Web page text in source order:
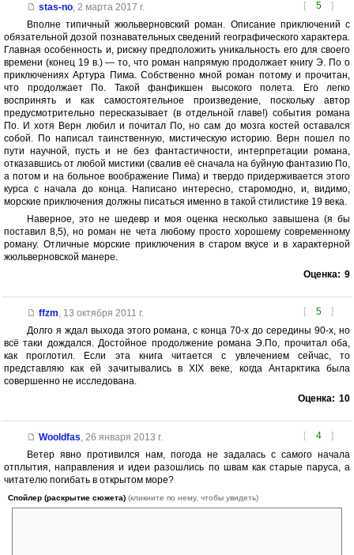
[ 5 ]
stas-no, 2 марта 2017 г.
Вполне типичный жюльверновский роман. Описание приключений с
обязательной дозой познавательных сведений географического характера.
Главная особенность и, рискну предположить уникальность его для своего
времени (конец 19 в.) — то, что роман напрямую продолжает книгу Э. По о
приключениях Артура Пима. Собственно мной роман потому и прочитан,
что продолжает По. Такой фанфикшен высокого полета. Его легко
воспринять и как самостоятельное произведение, поскольку автор
предусмотрительно пересказывает (в отдельной главе!) события романа
По. И хотя Верн любил и почитал По, но сам до мозга костей оставался
собой. По написал таинственную, мистическую историю. Верн пошел по
пути научной, пусть и не без фантастичности, интерпретации романа,
отказавшись от любой мистики (свалив её сначала на буйную фантазию По,
а потом и на больное воображение Пима) и твердо придерживается этого
курса с начала до конца. Написано интересно, старомодно, и, видимо,
морские приключения должны писаться именно в такой стилистике 19 века.
Наверное, это не шедевр и моя оценка несколько завышена (я бы
поставил 8,5), но роман не чета любому просто хорошему современному
роману. Отличные морские приключения в старом вкусе и в характерной
жюльверновской манере.
Оценка: 9
[ 5 ]
ffzm, 13 октября 2011 г.
Долго я ждал выхода этого романа, с конца 70-х до середины 90-х, но
всё таки дождался. Достойное продолжение романа Э.По, прочитал оба,
как проглотил. Если эта книга читается с увлечением сейчас, то
представляю как ей зачитывались в XIX веке, когда Антарктика была
совершенно не исследована.
Оценка: 10
[ 4 ]
Wooldfas, 26 января 2013 г.
Ветер явно противился нам, погода не задалась с самого начала
отплытия, направления и идеи разошлись по швам как старые паруса, а
читателю погибать в открытом море?
Спойлер (раскрытие сюжета) (кликните по нему, чтобы увидеть)